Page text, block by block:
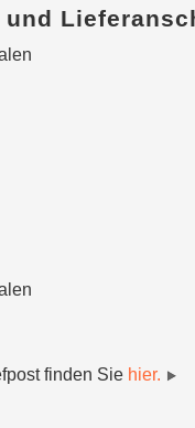
und
finden Sie hier.